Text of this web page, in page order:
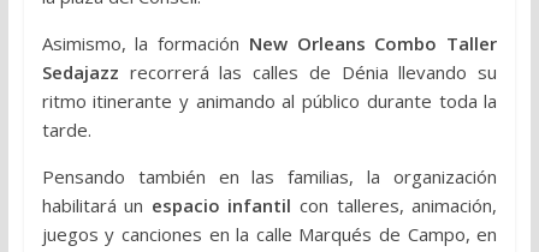
Asimismo, la formación New Orleans Combo Taller
Sedajazz recorrerá las calles de Dénia llevando su
ritmo itinerante y animando al público durante toda la
tarde.
Pensando también en las familias, la organización
habilitará un espacio infantil con talleres, animación,
juegos y canciones en la calle Marqués de Campo, en